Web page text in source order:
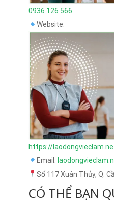
0936 126 566
Website:
https://
Email:
Số 117 Xuân Thủy, Q.
CÓ THỂ BẠN